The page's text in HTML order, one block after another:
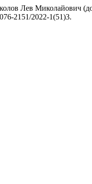
Лев Миколайович
2151/2022-1(51)3.